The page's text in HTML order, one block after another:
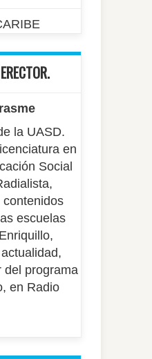
la UASD.
en
Social
escuelas
del programa
en Radio